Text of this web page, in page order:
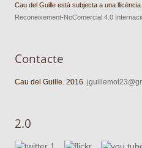
Cau del Guille està subjecta a una llicència
Reconeixement-NoComercial 4.0
Contacte
Cau del Guille. 2016.
2.0